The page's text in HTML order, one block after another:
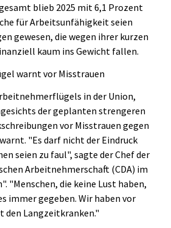
blieb 2025 mit 6,1 Prozent
für Arbeitsunfähigkeit seien
gewesen, die wegen ihrer kurzen
kaum ins Gewicht fallen.
warnt vor Misstrauen
in der Union,
der geplanten strengeren
vor Misstrauen gegen
"Es darf nicht der Eindruck
seien zu faul", sagte der Chef der
Arbeitnehmerschaft (CDA) im
"Menschen, die keine Lust haben,
immer gegeben. Wir haben vor
Langzeitkranken."